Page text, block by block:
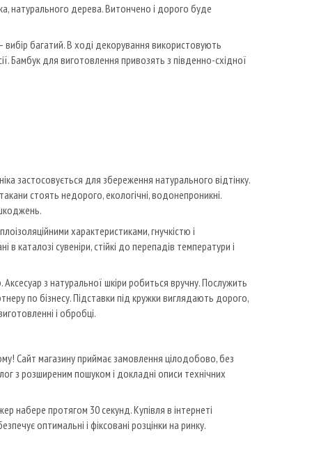
натурального дерева. Витончено і дорого буде
багатий. В ході декорування використовують
Бамбук для виготовлення привозять з південно-східної
застосовується для збереження натурального відтінку.
стоять недорого, екологічні, водонепроникні.
характеристиками, гнучкістю і
каталозі сувеніри, стійкі до перепадів температури і
з натуральної шкіри робиться вручну. Послужить
по бізнесу. Підставки під кружки виглядають дорого,
і обробці.
Сайт магазину приймає замовлення цілодобово, без
з розширеним пошуком і докладні описи технічних
набере протягом 30 секунд. Купівля в інтернеті
оптимальні і фіксовані розцінки на ринку.